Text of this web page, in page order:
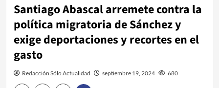
Santiago Abascal arremete contra la
política migratoria de Sánchez y
exige deportaciones y recortes en el
gasto
Redacción Sólo Actualidad septiembre 19, 2024 680